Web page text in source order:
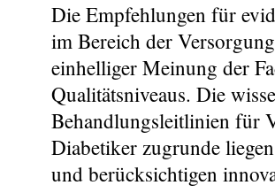
Die Empfehlungen für
im Bereich der
einhelliger Meinung der
Qualitätsniveaus. Die
Behandlungsleitlinien für
Diabetiker zugrunde
und berücksichtigen